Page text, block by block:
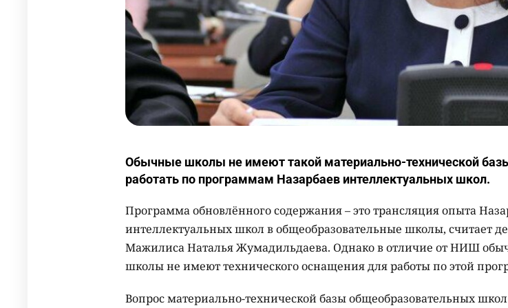
Обычные школы не имеют такой материально-технической
работать по программам Назарбаев интеллектуальных школ.
Программа обновлённого содержания – это трансляция опыта
интеллектуальных школ в общеобразовательные школы, считает
Мажилиса Наталья Жумадильдаева. Однако в отличие от НИШ
школы не имеют технического оснащения для работы по этой
Вопрос материально-технической базы общеобразовательных